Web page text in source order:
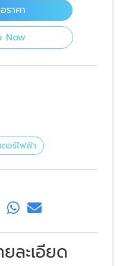
ราคา
Now
อร์ไฟฟ้า
ละเอียด